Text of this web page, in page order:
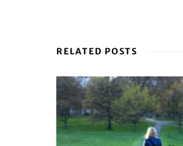
RELATED POSTS